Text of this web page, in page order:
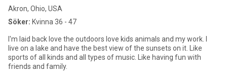
Akron, Ohio, USA
Söker: Kvinna 36 - 47
I'm laid back love the outdoors love kids animals and my work. I
live on a lake and have the best view of the sunsets on it. Like
sports of all kinds and all types of music. Like having fun with
friends and family.